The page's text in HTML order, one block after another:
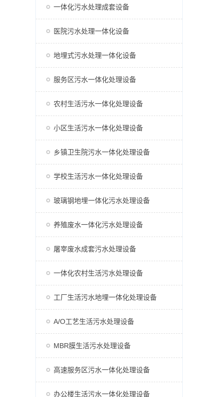
一体化污水处理成套设备
医院污水处理一体化设备
地埋式污水处理一体化设备
服务区污水一体化处理设备
农村生活污水一体化处理设备
小区生活污水一体化处理设备
乡镇卫生院污水一体化处理设备
学校生活污水一体化处理设备
玻璃钢地埋一体化污水处理设备
养殖废水一体化污水处理设备
屠宰废水成套污水处理设备
一体化农村生活污水处理设备
工厂生活污水地埋一体化处理设备
A/O工艺生活污水处理设备
MBR膜生活污水处理设备
高速服务区污水一体化处理设备
办公楼生活污水一体化处理设备